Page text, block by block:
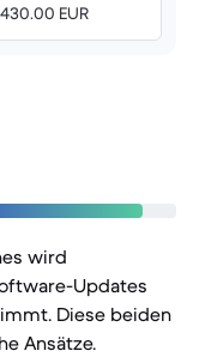
EUR
wird
Updates
Diese beiden
Ansätze.